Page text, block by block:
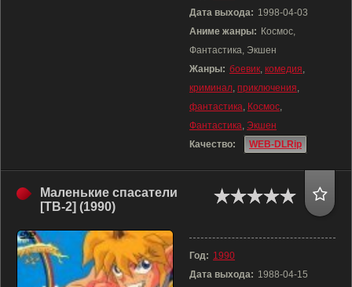
Дата выхода: 1998-04-03
Аниме жанры: Космос,
Фантастика, Экшен
Жанры: боевик, комедия,
криминал, приключения,
фантастика, Космос,
Фантастика, Экшен
Качество:
WEB-DLRip
Маленькие спасатели
[ТВ-2] (1990)
Год: 1990
Дата выхода: 1988-04-15